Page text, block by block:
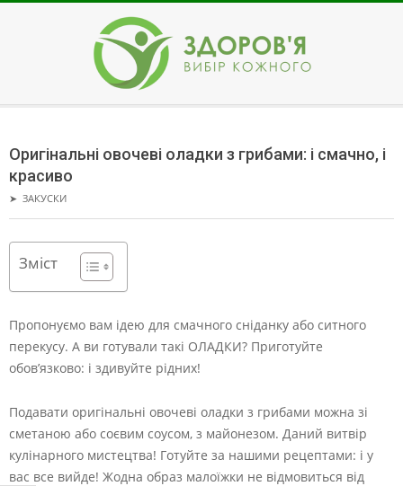
ЗДОРОВ'Я
Menu
Оригінальні овочеві оладки з грибами: і смачно, і
красиво
➤ ЗАКУСКИ
Зміст
Пропонуємо вам ідею для смачного сніданку або ситного
перекусу. А ви готували такі ОЛАДКИ? Приготуйте
обов’язково: і здивуйте рідних!
Подавати оригінальні овочеві оладки з грибами можна зі
сметаною або соєвим соусом, з майонезом. Даний витвір
кулінарного мистецтва! Готуйте за нашими рецептами: і у
вас все вийде! Жодна образ малоїжки не відмовиться від